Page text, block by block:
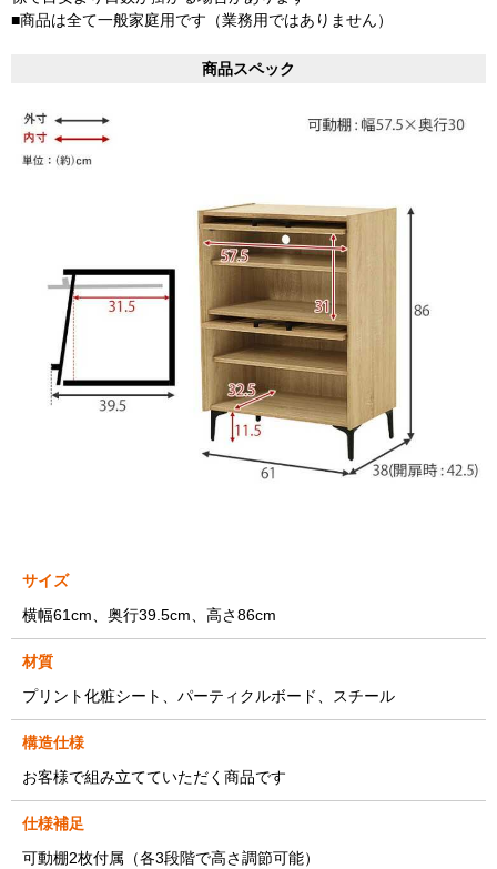
■商品は全て一般家庭用です（業務用ではありません）
商品スペック
サイズ
横幅61cm、奥行39.5cm、高さ86cm
材質
プリント化粧シート、パーティクルボード、スチール
構造仕様
お客様で組み立てていただく商品です
仕様補足
可動棚2枚付属（各3段階で高さ調節可能）